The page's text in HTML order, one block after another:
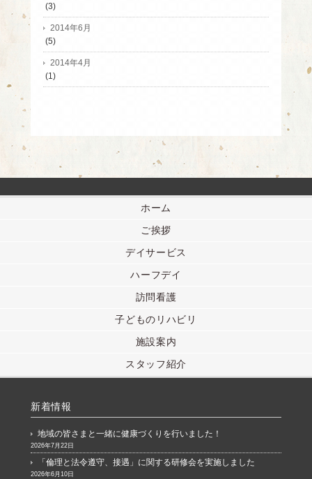
(3)
2014年6月
(5)
2014年4月
(1)
ホーム
ご挨拶
デイサービス
ハーフデイ
訪問看護
子どものリハビリ
施設案内
スタッフ紹介
新着情報
地域の皆さまと一緒に健康づくりを行いました！
2026年7月22日
「倫理と法令遵守、接遇」に関する研修会を実施しました
2026年6月10日